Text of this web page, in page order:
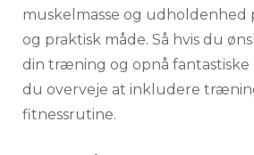
muskelmasse og udholdenhed
og praktisk måde. Så hvis du
din træning og opnå
du overveje at inkludere
fitnessrutine.